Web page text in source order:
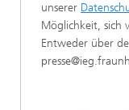
unserer
Möglichkeit, sich
Entweder über